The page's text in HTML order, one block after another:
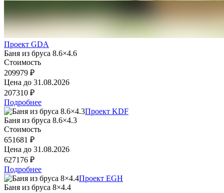
Проект GDA
Баня из бруса 8.6×4.6
Стоимость
209979 ₽
Цена до 31.08.2026
207310 ₽
Подробнее
Проект KDF
Баня из бруса 8.6×4.3
Стоимость
651681 ₽
Цена до 31.08.2026
627176 ₽
Подробнее
Проект EGH
Баня из бруса 8×4.4